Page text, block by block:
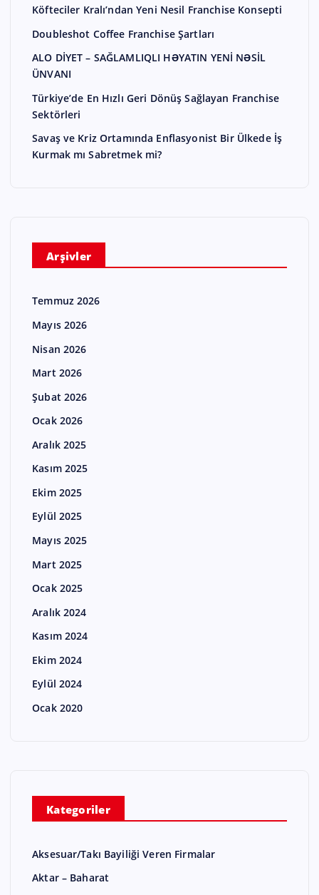
Köfteciler Kralı’ndan Yeni Nesil Franchise Konsepti
Doubleshot Coffee Franchise Şartları
ALO DİYET – SAĞLAMLIQLI HƏYATIN YENİ NƏSİL
ÜNVANI
Türkiye’de En Hızlı Geri Dönüş Sağlayan Franchise
Sektörleri
Savaş ve Kriz Ortamında Enflasyonist Bir Ülkede İş
Kurmak mı Sabretmek mi?
Arşivler
Temmuz 2026
Mayıs 2026
Nisan 2026
Mart 2026
Şubat 2026
Ocak 2026
Aralık 2025
Kasım 2025
Ekim 2025
Eylül 2025
Mayıs 2025
Mart 2025
Ocak 2025
Aralık 2024
Kasım 2024
Ekim 2024
Eylül 2024
Ocak 2020
Kategoriler
Aksesuar/Takı Bayiliği Veren Firmalar
Aktar – Baharat